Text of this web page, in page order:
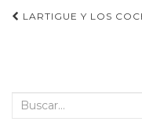
Navegación
LARTIGUE Y LOS
Buscar: